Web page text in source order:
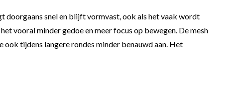
doorgaans snel en blijft vormvast, ook als het vaak wordt
vooral minder gedoe en meer focus op bewegen. De mesh
tijdens langere rondes minder benauwd aan. Het